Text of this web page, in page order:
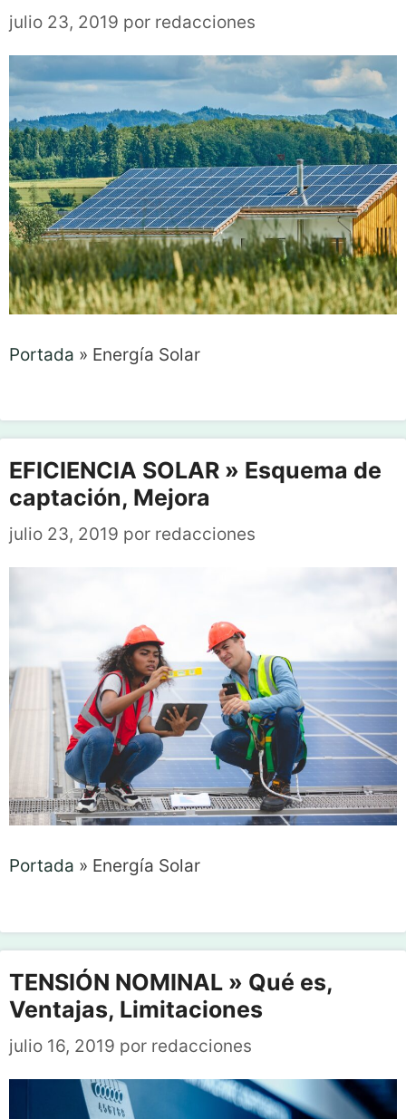
julio 23, 2019 por redacciones
Portada » Energía Solar
EFICIENCIA SOLAR » Esquema de
captación, Mejora
julio 23, 2019 por redacciones
Portada » Energía Solar
TENSIÓN NOMINAL » Qué es,
Ventajas, Limitaciones
julio 16, 2019 por redacciones